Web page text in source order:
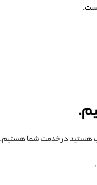
هستید در خدمت شما هستیم.